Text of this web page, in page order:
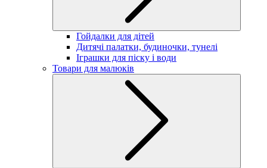
Гойдалки для дітей
Дитячі палатки, будиночки, тунелі
Іграшки для піску і води
Товари для малюків